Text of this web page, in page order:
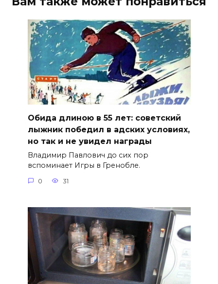
Обида длиною в 55 лет: советский
лыжник победил в адских условиях,
но так и не увидел награды
Владимир Павлович до сих пор
вспоминает Игры в Гренобле.
0 31